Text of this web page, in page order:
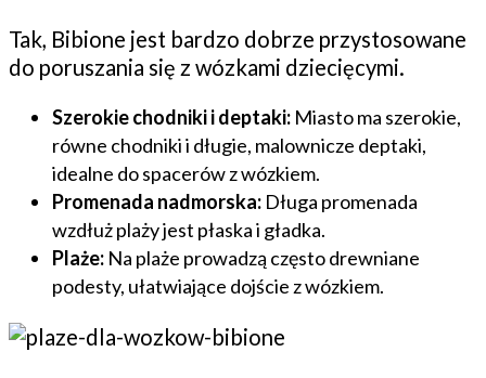
Tak, Bibione jest bardzo dobrze przystosowane
do poruszania się z wózkami dziecięcymi.
Szerokie chodniki i deptaki: Miasto ma szerokie,
równe chodniki i długie, malownicze deptaki,
idealne do spacerów z wózkiem.
Promenada nadmorska: Długa promenada
wzdłuż plaży jest płaska i gładka.
Plaże: Na plaże prowadzą często drewniane
podesty, ułatwiające dojście z wózkiem.